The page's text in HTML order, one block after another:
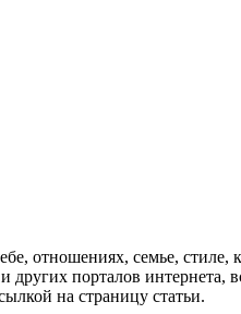
отношениях, семье, стиле,
порталов
на страницу статьи.